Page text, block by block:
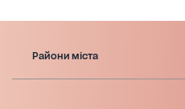
Райони міста